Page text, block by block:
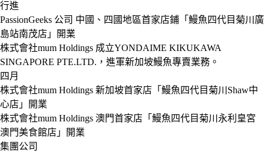
行進
PassionGeeks 公司 中國、四國地區首家店鋪「鰻魚四代目菊川廣
島站南茂店」開業
株式會社mum Holdings 成立YONDAIME KIKUKAWA
SINGAPORE PTE.LTD.，進軍新加坡鰻魚專賣業務。
四月
株式會社mum Holdings 新加坡首家店「鰻魚四代目菊川Shaw中
心店」開業
株式會社mum Holdings 澳門首家店「鰻魚四代目菊川永利皇宮
澳門美食館店」開業
集團公司